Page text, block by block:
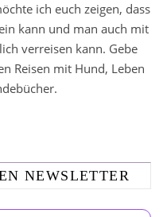
ich euch zeigen, dass
kann und man auch mit
verreisen kann. Gebe
Reisen mit Hund, Leben
NEWSLETTER